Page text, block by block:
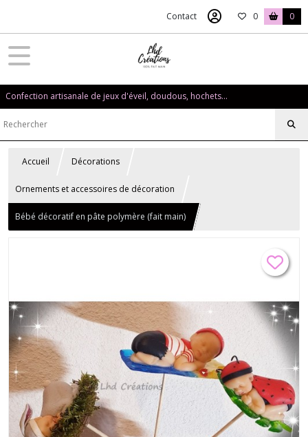
Contact 0 0
Confection artisanale de jeux d'éveil, doudous, hochets...
Accueil Décorations
Ornements et accessoires de décoration
Bébé décoratif en pâte polymère (fait main)